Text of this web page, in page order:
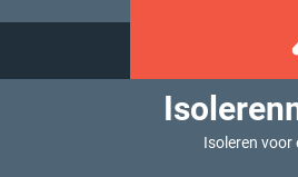
Isoleren voor